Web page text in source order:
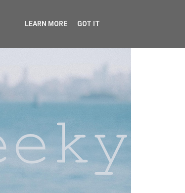
LEARN MORE GOT IT